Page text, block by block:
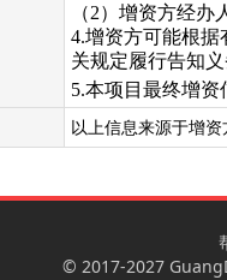
（2）增资方经
4.增资方可能根
关规定履行告知
5.本项目最终增
以上信息来源于增
© 2017-2027